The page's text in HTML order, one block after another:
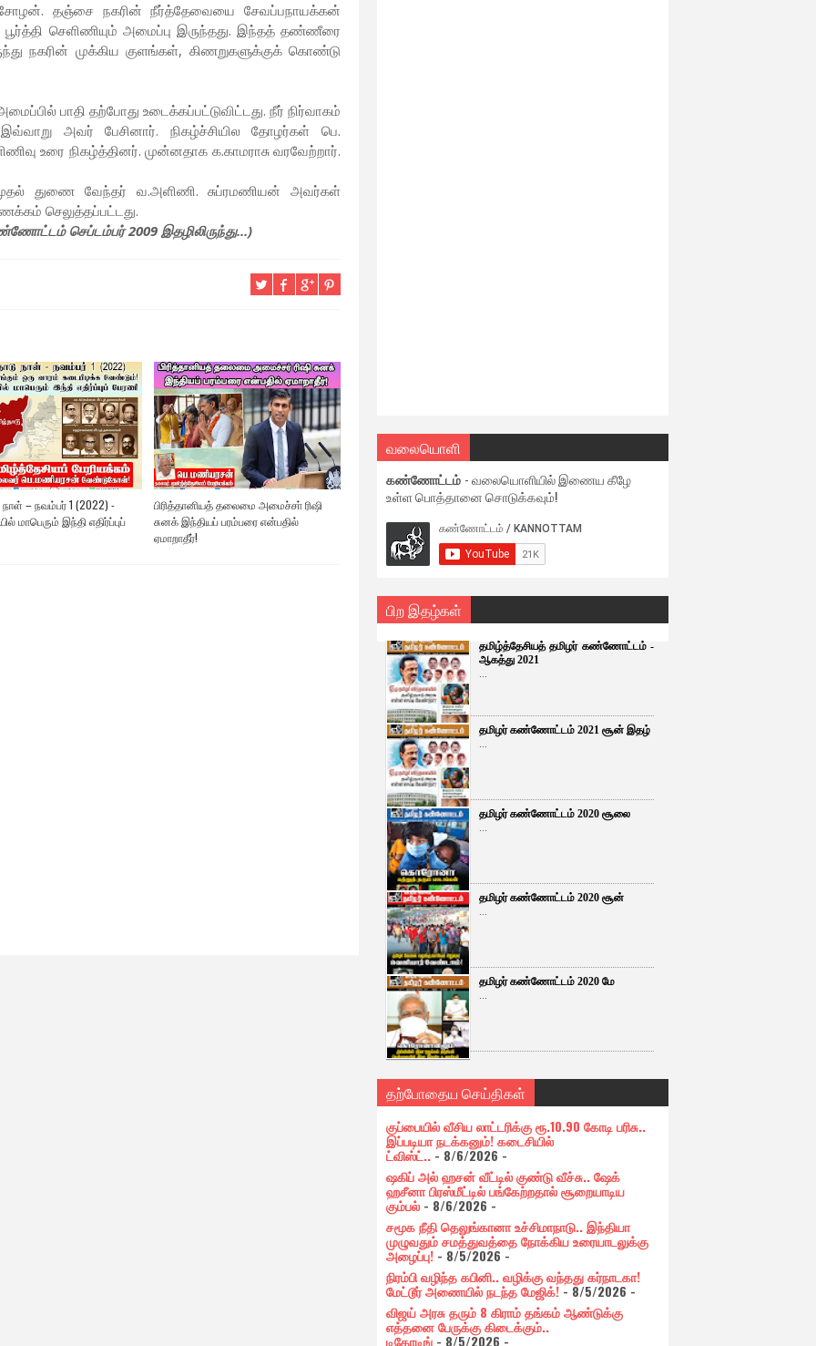
தஞ்சை நகரின் நீர்த்தேவையை சேவப்பநாயக்கன்
செளிணியும் அமைப்பு இருந்தது. இந்தத் தண்ணீரை
நகரின் முக்கிய குளங்கள், கிணறுகளுக்குக் கொண்டு
பாதி தற்போது உடைக்கப்பட்டுவிட்டது. நீர் நிர்வாகம்
இவ்வாறு அவர் பேசினார். நிகழ்ச்சியில தோழர்கள் பெ.
உரை நிகழ்த்தினர். முன்னதாக க.காமராசு வரவேற்றார்.
துணை வேந்தர் வ.அளிணி. சுப்ரமணியன் அவர்கள்
செலுத்தப்பட்டது.
செப்டம்பர் 2009 இதழிலிருந்து...)
நாள் – நவம்பர் 1 (2022) -
மாபெரும் இந்தி எதிர்ப்புப்
பிரித்தானியத் தலைமை அமைச்சா் ரிஷி
சுனக் இந்தியப் பரம்பரை என்பதில்
ஏமாறாதீர்!
வலையொளி
கண்ணோட்டம் - வலையொளியில் இணைய கீழே
உள்ள பொத்தானை சொடுக்கவும்!
பிற இதழ்கள்
தமிழ்த்தேசியத் தமிழர் கண்ணோட்டம் -
ஆகத்து 2021
...
தமிழர் கண்ணோட்டம் 2021 சூன் இதழ்
...
தமிழர் கண்ணோட்டம் 2020 சூலை
...
தமிழர் கண்ணோட்டம் 2020 சூன்
...
தமிழர் கண்ணோட்டம் 2020 மே
...
தற்போதைய செய்திகள்
குப்பையில் வீசிய லாட்டரிக்கு ரூ.10.90 கோடி பரிசு..
இப்படியா நடக்கனும்! கடைசியில்
ட்விஸ்ட்.. - 8/6/2026 -
ஷகிப் அல் ஹசன் வீட்டில் குண்டு வீச்சு.. ஷேக்
ஹசீனா பிரஸ்மீட்டில் பங்கேற்றதால் சூறையாடிய
கும்பல் - 8/6/2026 -
சமூக நீதி தெலுங்கானா உச்சிமாநாடு.. இந்தியா
முழுவதும் சமத்துவத்தை நோக்கிய உரையாடலுக்கு
அழைப்பு! - 8/5/2026 -
நிரம்பி வழிந்த கபினி.. வழிக்கு வந்தது கர்நாடகா!
மேட்டூர் அணையில் நடந்த மேஜிக்!- 8/5/2026 -
விஜய் அரசு தரும் 8 கிராம் தங்கம் ஆண்டுக்கு
எத்தனை பேருக்கு கிடைக்கும்..
டிகோடிங் - 8/5/2026 -